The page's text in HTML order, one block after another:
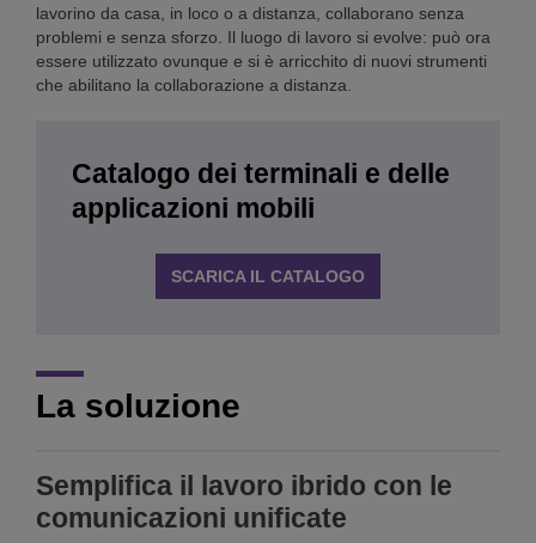
lavorino da casa, in loco o a distanza, collaborano senza
problemi e senza sforzo. Il luogo di lavoro si evolve: può ora
essere utilizzato ovunque e si è arricchito di nuovi strumenti
che abilitano la collaborazione a distanza.
Catalogo dei terminali e delle
applicazioni mobili
SCARICA IL CATALOGO
La soluzione
Semplifica il lavoro ibrido con le
comunicazioni unificate